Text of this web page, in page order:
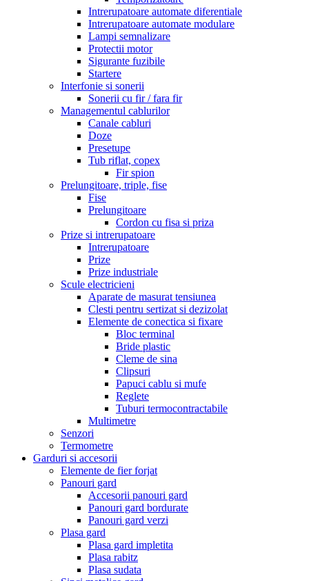
Intrerupatoare automate diferentiale
Intrerupatoare automate modulare
Lampi semnalizare
Protectii motor
Sigurante fuzibile
Startere
Interfonie si sonerii
Sonerii cu fir / fara fir
Managementul cablurilor
Canale cabluri
Doze
Presetupe
Tub riflat, copex
Fir spion
Prelungitoare, triple, fise
Fise
Prelungitoare
Cordon cu fisa si priza
Prize si intrerupatoare
Intrerupatoare
Prize
Prize industriale
Scule electricieni
Aparate de masurat tensiunea
Clesti pentru sertizat si dezizolat
Elemente de conectica si fixare
Bloc terminal
Bride plastic
Cleme de sina
Clipsuri
Papuci cablu si mufe
Reglete
Tuburi termocontractabile
Multimetre
Senzori
Termometre
Garduri si accesorii
Elemente de fier forjat
Panouri gard
Accesorii panouri gard
Panouri gard bordurate
Panouri gard verzi
Plasa gard
Plasa gard impletita
Plasa rabitz
Plasa sudata